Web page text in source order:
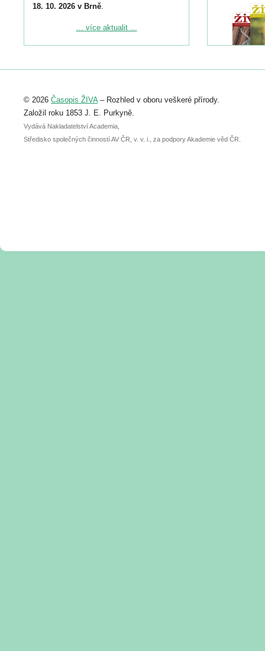
18. 10. 2026 v Brně.
Podrobnější informace ke konferenci
Registrovat se můžete do 6. září.
abstraktu přihlášené přednášky nebo
posteru je už 30. června.
... více aktualit ...
© 2026 Časopis ŽIVA– Rozhled v oboru veškeré přírody.
Založil roku 1853 J. E. Purkyně.
Vydává Nakladatelství Academia,
Středisko společných činností AV ČR, v. v. i., za podpory Akademie věd ČR.